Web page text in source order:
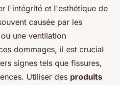
l'intégrité et l'esthétique de
causée par les
une ventilation
dommages, il est crucial
signes tels que fissures,
Utiliser des produits